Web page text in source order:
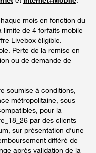
mois en fonction du
limite de 4 forfaits mobile
Livebox éligible.
Perte de la remise en
ou de demande de
soumise à conditions,
métropolitaine, sous
pour la
par des clients
sur présentation d’une
différé de
après validation de la